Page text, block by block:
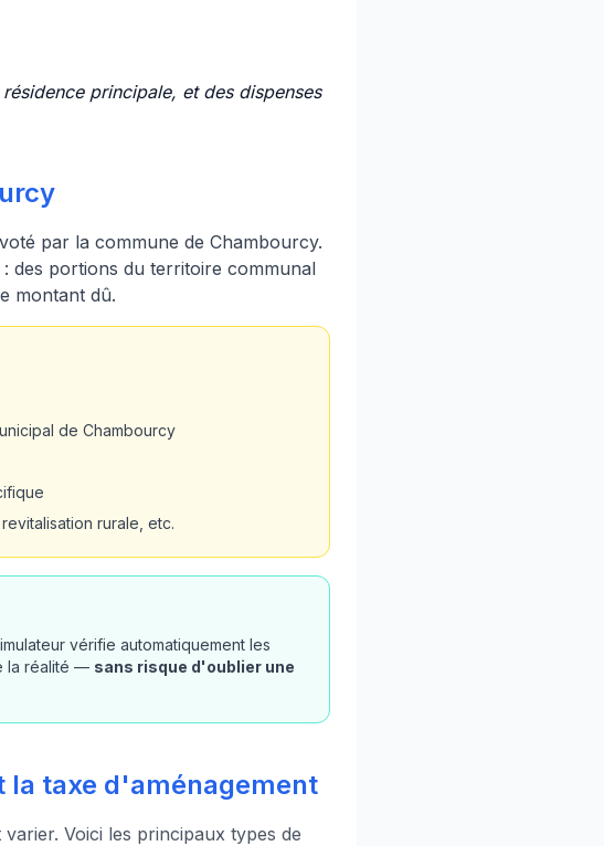
principale, et des dispenses
par la commune de Chambourcy.
: des portions du territoire communal
montant dû.
de Chambourcy
rurale, etc.
vérifie automatiquement les
la réalité — sans risque d'oublier une
la taxe d'aménagement
Voici les principaux types de